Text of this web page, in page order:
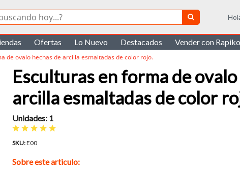
Ofertas Lo Nuevo Destacados Vender con
de ovalo hechas de arcilla esmaltadas de color rojo.
Esculturas en forma de
arcilla esmaltadas de color
Unidades: 1
SKU:E00
Sobre este articulo: